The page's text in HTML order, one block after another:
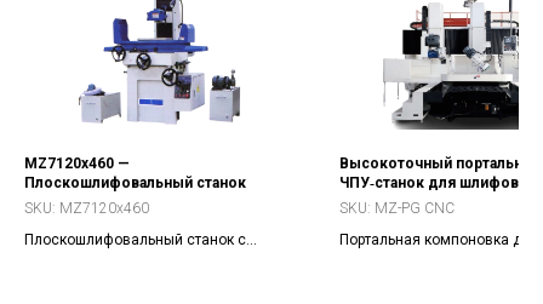
MZ7120x460 —
Плоскошлифовальный станок
SKU: MZ7120x460
Плоскошлифовальный станок с
Высокоточный портальный
ЧПУ‑станок для
направляющих
SKU: MZ-PG CNC
Портальная компоновка для